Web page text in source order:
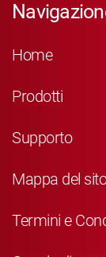
Home
Prodotti
Supporto
Mappa del sito
Termini e